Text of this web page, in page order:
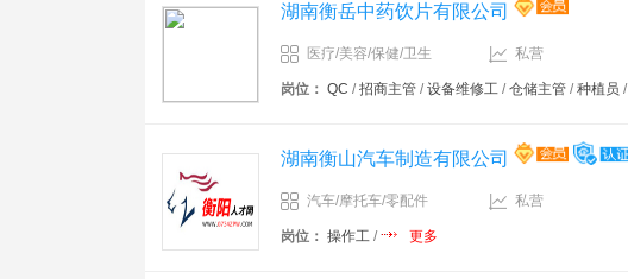
湖南衡岳中药饮片有限公司
医疗/美容/保健/卫生 私营
岗位： QC /招商主管 /设备维修工 /仓储主管 /种植员 /
湖南衡山汽车制造有限公司
汽车/摩托车/零配件 私营
岗位： 操作工 / 更多